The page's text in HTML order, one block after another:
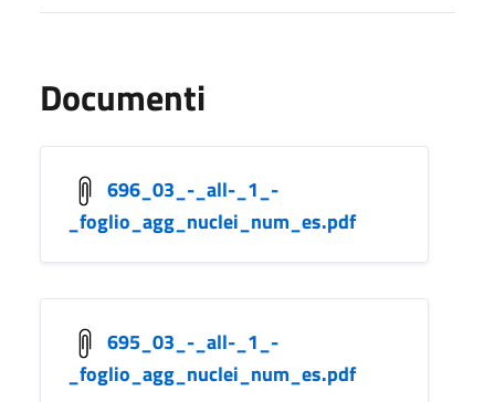
Documenti
696_03_-_all-_1_-
_foglio_agg_nuclei_num_es.pdf
695_03_-_all-_1_-
_foglio_agg_nuclei_num_es.pdf